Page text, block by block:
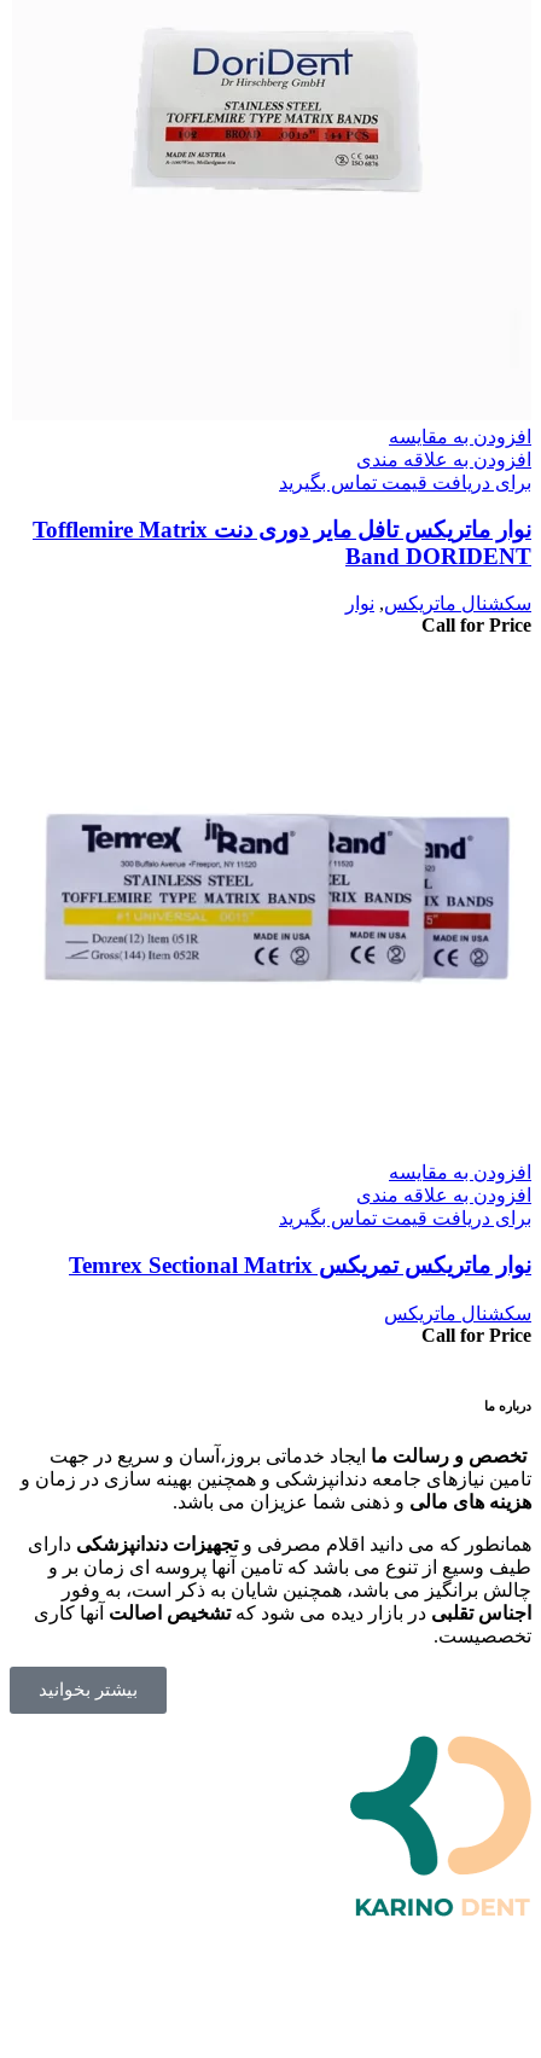
افزودن به مقایسه
افزودن به علاقه مندی
برای دریافت قیمت تماس بگیرید
نوار ماتریکس تافل مایر دوری دنت Tofflemire Matrix
Band DORIDENT
سکشنال ماتریکس, نوار
Call for Price
افزودن به مقایسه
افزودن به علاقه مندی
برای دریافت قیمت تماس بگیرید
نوار ماتریکس تمریکس Temrex Sectional Matrix
سکشنال ماتریکس
Call for Price
درباره ما
تخصص و رسالت ما ایجاد خدماتی بروز،آسان و سریع در جهت
تامین نیازهای جامعه دندانپزشکی و همچنین بهینه سازی در زمان و
هزینه های مالی و ذهنی شما عزیزان می باشد.
همانطور که می دانید اقلام مصرفی وتجهیزات دندانپزشکی دارای
طیف وسیع از تنوع می باشد که تامین آنها پروسه ای زمان بر و
چالش برانگیز می باشد، همچنین شایان به ذکر است، به وفور
اجناس تقلبی در بازار دیده می شود کهتشخیص اصالت آنها کاری
تخصصیست.
بیشتر بخوانید